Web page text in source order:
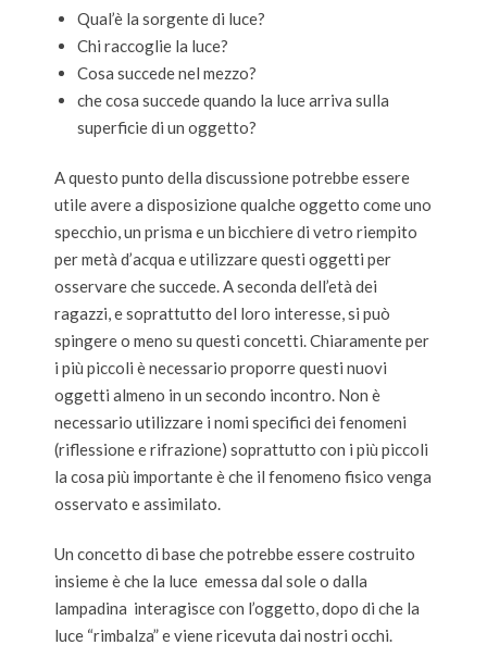
Qual’è la sorgente di luce?
Chi raccoglie la luce?
Cosa succede nel mezzo?
che cosa succede quando la luce arriva sulla
superficie di un oggetto?
A questo punto della discussione potrebbe essere
utile avere a disposizione qualche oggetto come uno
specchio, un prisma e un bicchiere di vetro riempito
per metà d’acqua e utilizzare questi oggetti per
osservare che succede. A seconda dell’età dei
ragazzi, e soprattutto del loro interesse, si può
spingere o meno su questi concetti. Chiaramente per
i più piccoli è necessario proporre questi nuovi
oggetti almeno in un secondo incontro. Non è
necessario utilizzare i nomi specifici dei fenomeni
(riflessione e rifrazione) soprattutto con i più piccoli
la cosa più importante è che il fenomeno fisico venga
osservato e assimilato.
Un concetto di base che potrebbe essere costruito
insieme è che la luce emessa dal sole o dalla
lampadina interagisce con l’oggetto, dopo di che la
luce “rimbalza” e viene ricevuta dai nostri occhi.